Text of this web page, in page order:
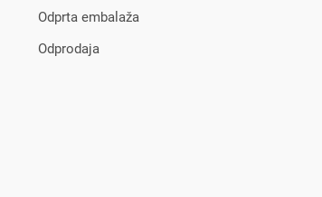
Odprta embalaža
Odprodaja